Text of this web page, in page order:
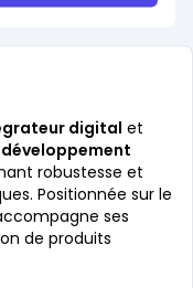
digital et
robustesse et
Positionnée sur le
ses
de produits